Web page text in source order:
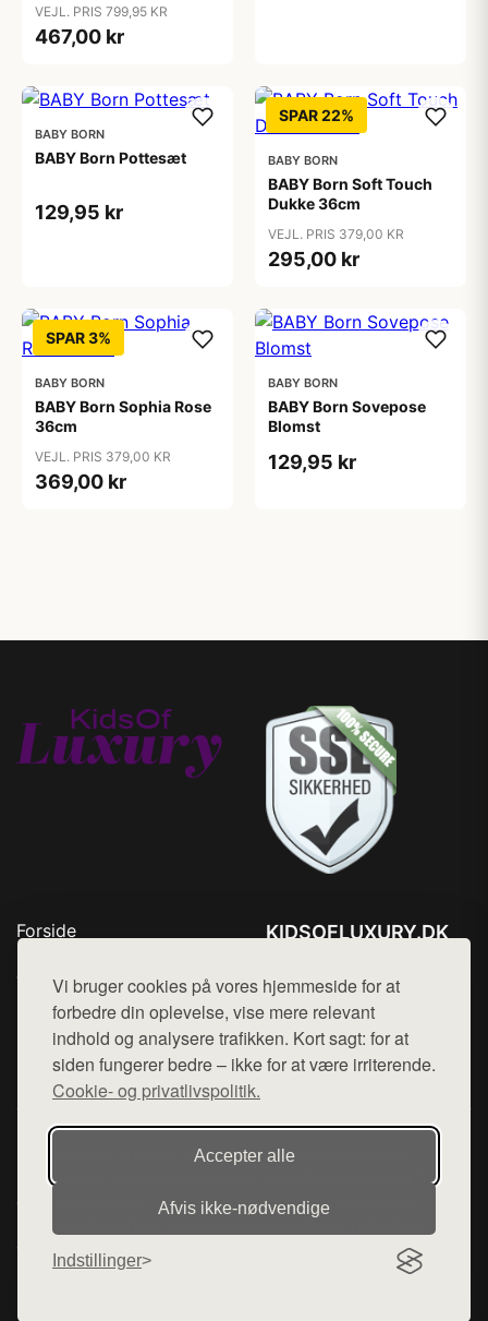
Vi bruger cookies på vores hjemmeside for at
forbedre din oplevelse, vise mere relevant
indhold og analysere trafikken. Kort sagt: for at
siden fungerer bedre – ikke for at være irriterende.
Cookie- og privatlivspolitik.
Accepter alle
Afvis ikke‑nødvendige
Indstillinger
VEJL. PRIS 799,95 KR
467,00 kr
BABY BORN
BABY Born Pottesæt
129,95 kr
SPAR 22%
BABY BORN
BABY Born Soft Touch
Dukke 36cm
VEJL. PRIS 379,00 KR
295,00 kr
SPAR 3%
BABY BORN
BABY Born Sophia Rose
36cm
VEJL. PRIS 379,00 KR
369,00 kr
BABY BORN
BABY Born Sovepose
Blomst
129,95 kr
Forside
Top Rabatter
Kontakt
KIDSOFLUXURY.DK
Mail: hej@want.dk
Cookie- og privatlivspolitik
Denne side er en del af want.dk, der udgiver en række
hjemmesider med præsentation af forskellige produkter fra
diverse webshops. Der sælges ikke varer fra denne side - vi
henviser til de shops, som sælger varen. Vi har heller ikke
varerne på lager.